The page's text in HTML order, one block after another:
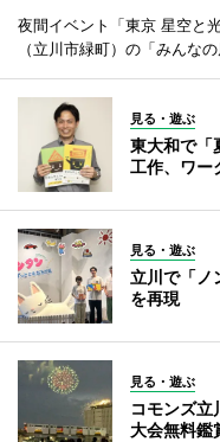
夜間イベント「東京 星空と
（立川市緑町）の「みんな
見る・遊ぶ
東大和で
工作、ワー
見る・遊ぶ
立川で「
を再現
見る・遊ぶ
コモンズ
大会無料鑑